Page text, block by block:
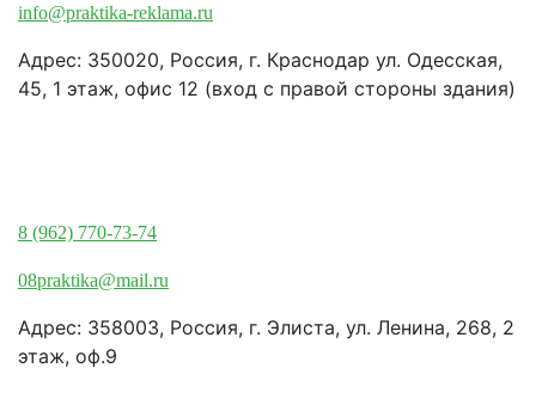
info@praktika-reklama.ru
Адрес: 350020, Россия, г. Краснодар ул. Одесская,
45, 1 этаж, офис 12 (вход с правой стороны здания)
8 (962) 770-73-74
08praktika@mail.ru
Адрес:​ 358003, Россия, г. Элиста, ул. Ленина, 268, 2
этаж, оф.9